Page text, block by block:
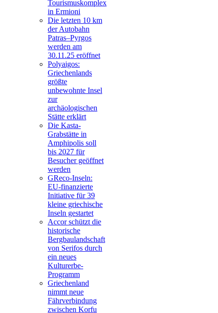
Tourismuskomplex
in Ermioni
Die letzten 10 km
der Autobahn
Patras–Pyrgos
werden am
30.11.25 eröffnet
Polyaigos:
Griechenlands
größte
unbewohnte Insel
zur
archäologischen
Stätte erklärt
Die Kasta-
Grabstätte in
Amphipolis soll
bis 2027 für
Besucher geöffnet
werden
GReco-Inseln:
EU-finanzierte
Initiative für 39
kleine griechische
Inseln gestartet
Accor schützt die
historische
Bergbaulandschaft
von Serifos durch
ein neues
Kulturerbe-
Programm
Griechenland
nimmt neue
Fährverbindung
zwischen Korfu